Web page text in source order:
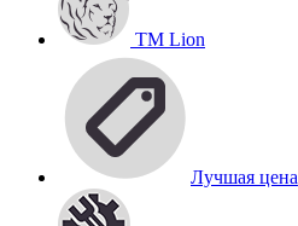
TM Lion
Лучшая цена